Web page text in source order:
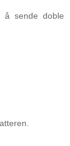
å sende doble